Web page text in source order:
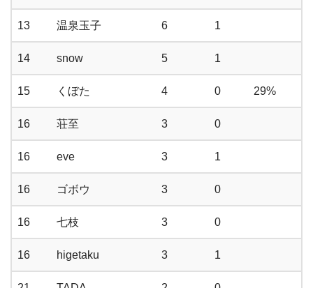
13 温泉玉子 6 1
14 snow 5 1
15 くぼた 4 0 29%
16 荘至 3 0
16 eve 3 1
16 ゴボウ 3 0
16 七枝 3 0
16 higetaku 3 1